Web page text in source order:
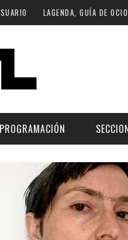
LAGENDA, GUÍA DE
PROGRAMACIÓN
FECHA
Hoy
CULTURA